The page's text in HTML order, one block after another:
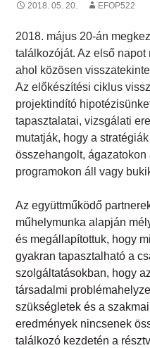
2018. 05. 20. EFOP522
2018. május 20-án
találkozóját. Az első
ahol közösen
Az előkészítési ciklus
projektindító
tapasztalatai, vizsgálati
mutatják, hogy a
összehangolt,
programokon áll vagy
Az együttműködő
műhelymunka alapján
és megállapítottuk, hogy
gyakran tapasztalható a
szolgáltatásokban, hogy
társadalmi
szükségletekés a
eredmények nincsenek
találkozó kezdetén a